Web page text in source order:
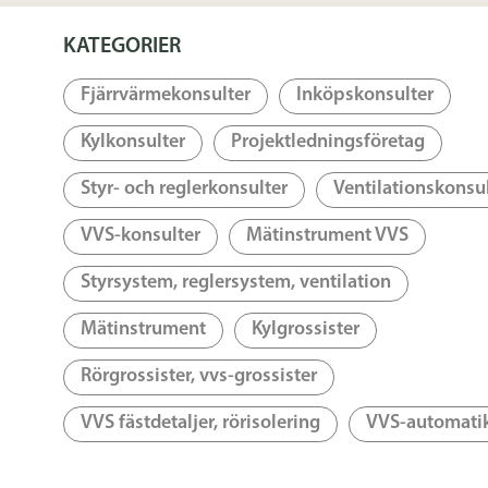
KATEGORIER
Fjärrvärmekonsulter Inköpskonsulter
Kylkonsulter Projektledningsföretag
Styr- och reglerkonsulter
VVS-konsulter Mätinstrument VVS
Styrsystem, reglersystem, ventilation
Mätinstrument Kylgrossister
Rörgrossister, vvs-grossister
VVS fästdetaljer, rörisolering VVS-